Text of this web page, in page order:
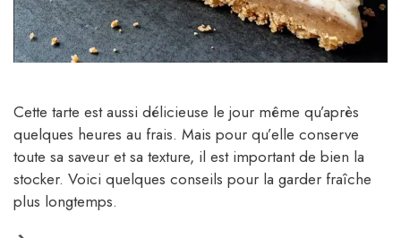
Cette tarte est aussi délicieuse le jour même qu’après
quelques heures au frais. Mais pour qu’elle conserve
toute sa saveur et sa texture, il est important de bien la
stocker. Voici quelques conseils pour la garder fraîche
plus longtemps.